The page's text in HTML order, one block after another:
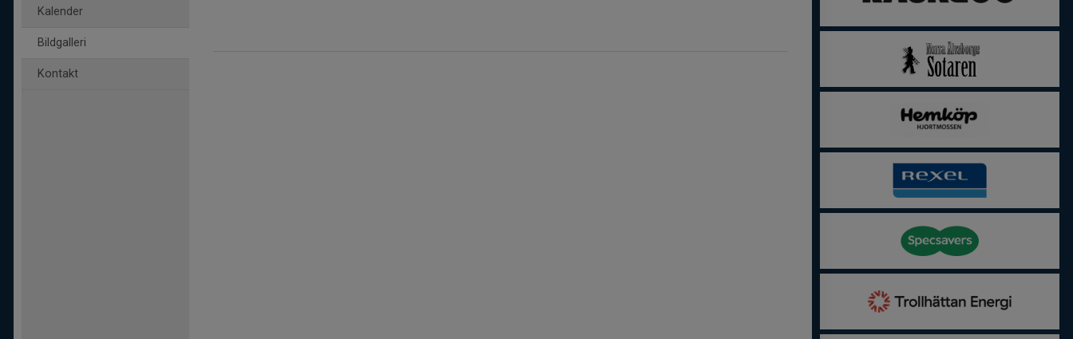
Kalender
Bildgalleri
Kontakt